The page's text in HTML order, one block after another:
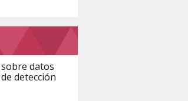
datos
detección